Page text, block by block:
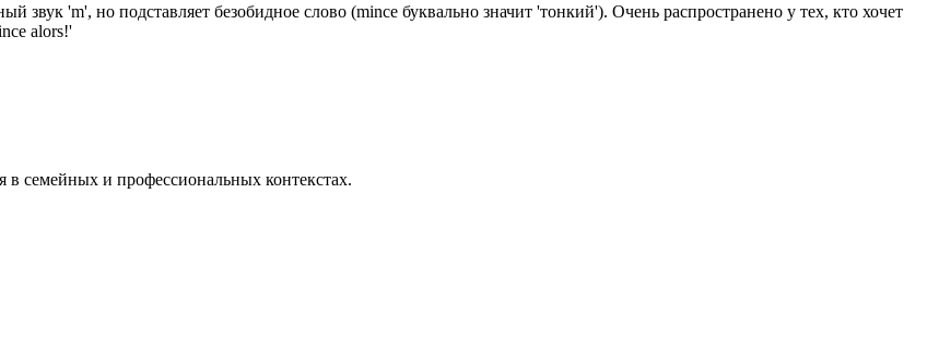
звук 'm', но подставляет безобидное слово (mince буквально значит 'тонкий'). Очень распространено у тех, кто хочет
alors!'
в семейных и профессиональных контекстах.